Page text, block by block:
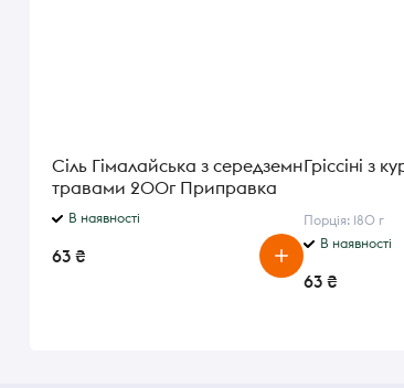
Сіль Гімалайська з середземн
травами 200г Приправка
В наявності
63 ₴
Гріссіні з
Порція: 180 г
В наявності
63 ₴